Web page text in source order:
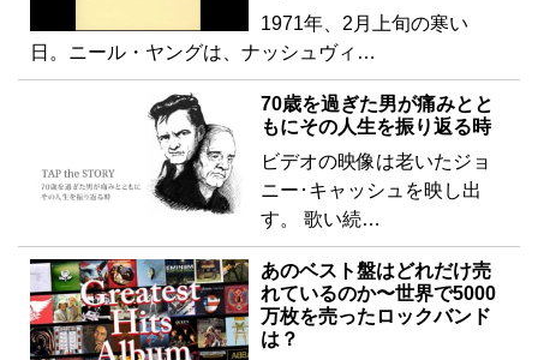
1971年、2月上旬の寒い
日。ニール・ヤングは、ナッシュヴィ…
70歳を過ぎた男が痛みとと
もにその人生を振り返る時
ビデオの映像は老いたジョ
ニー･キャッシュを映し出
す。 歌い続…
あのベスト盤はどれだけ売
れているのか〜世界で5000
万枚を売ったロックバンド
は？